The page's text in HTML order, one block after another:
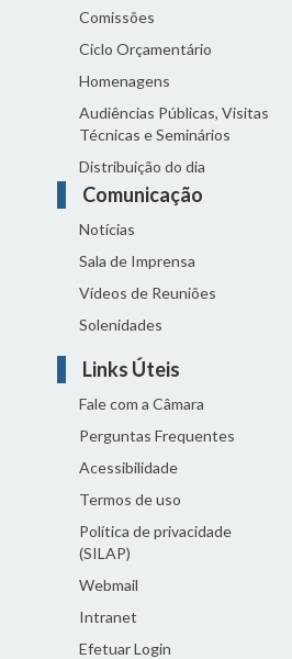
Comissões
Ciclo Orçamentário
Homenagens
Audiências Públicas, Visitas
Técnicas e Seminários
Distribuição do dia
Comunicação
Notícias
Sala de Imprensa
Vídeos de Reuniões
Solenidades
Links Úteis
Fale com a Câmara
Perguntas Frequentes
Acessibilidade
Termos de uso
Política de privacidade
(SILAP)
Webmail
Intranet
Efetuar Login